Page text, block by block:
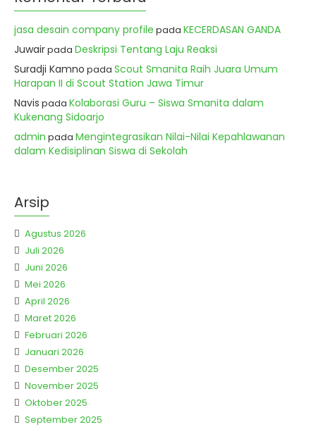
jasa desain company profile pada KECERDASAN GANDA
Juwairpada Deskripsi Tentang Laju Reaksi
Suradji Kamno pada Scout Smanita Raih Juara Umum
Harapan II di Scout Station Jawa Timur
Navis pada Kolaborasi Guru – Siswa Smanita dalam
Kukenang Sidoarjo
admin pada Mengintegrasikan Nilai-Nilai Kepahlawanan
dalam Kedisiplinan Siswa di Sekolah
Arsip
Agustus 2026
Juli 2026
Juni 2026
Mei 2026
April 2026
Maret 2026
Februari 2026
Januari 2026
Desember 2025
November 2025
Oktober 2025
September 2025